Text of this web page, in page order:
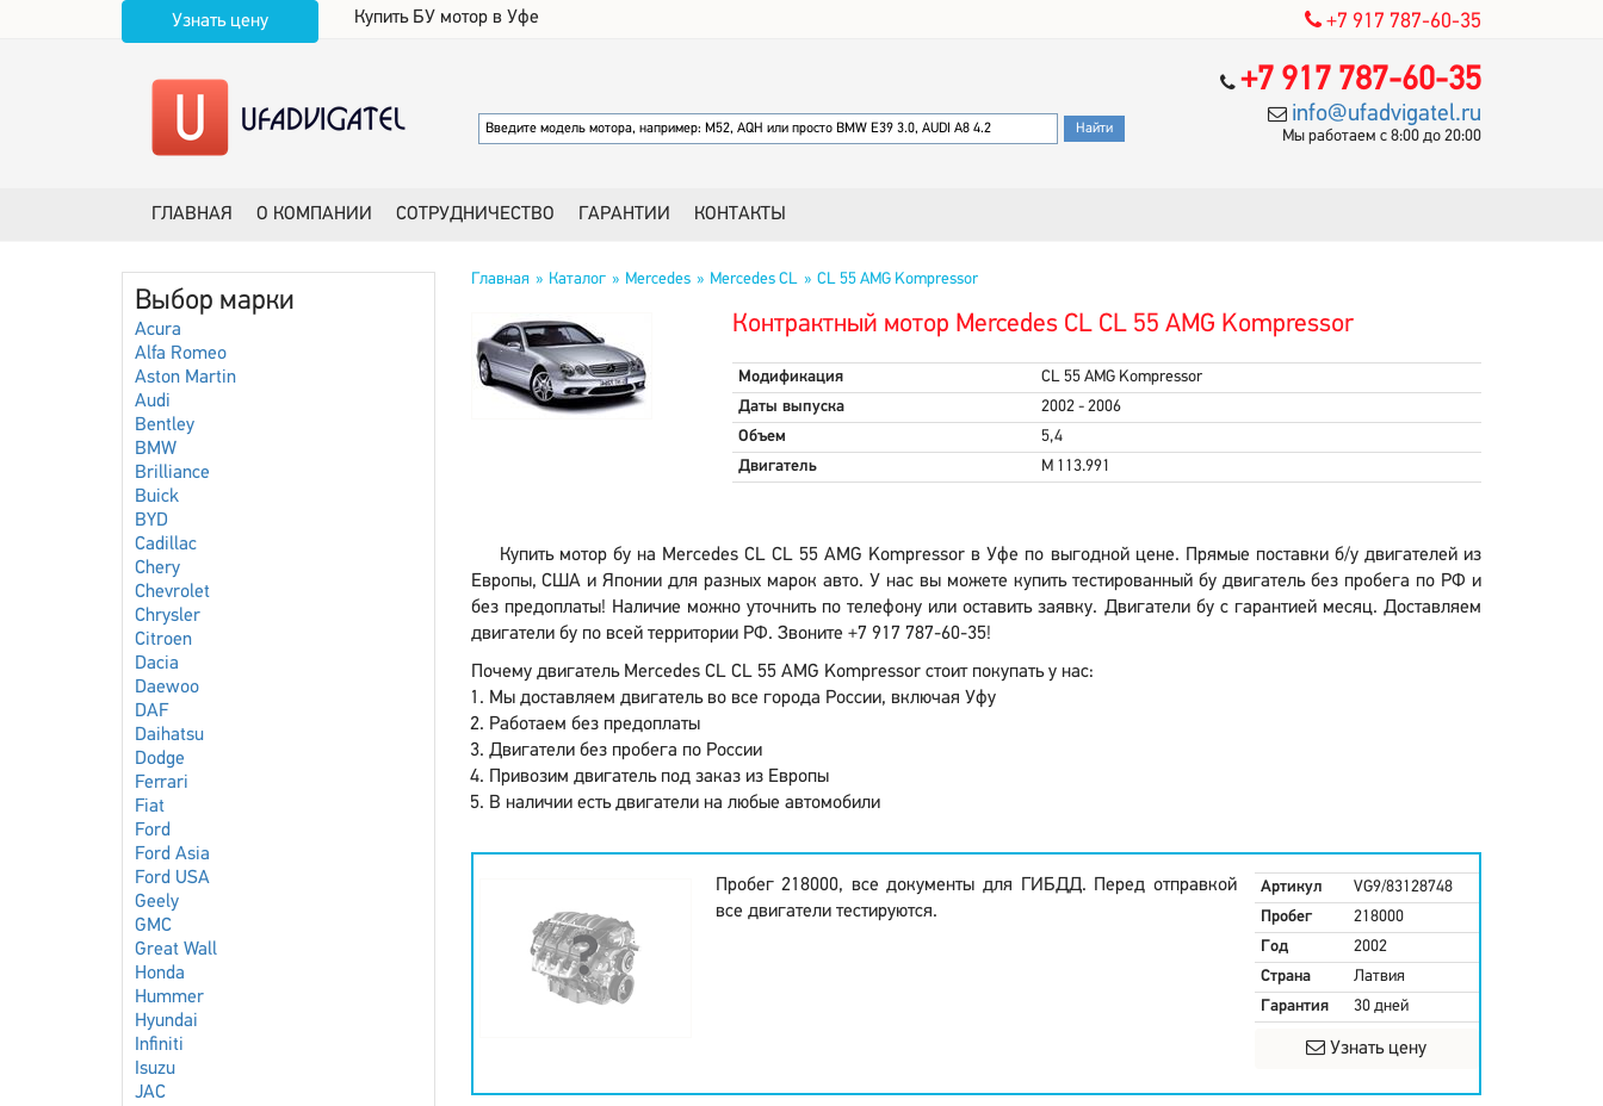
Узнать цену Купить БУ мотор в Уфе +7 917 787-60-35
+7 917 787-60-35
info@ufadvigatel.ru
Мы работаем с 8:00 до 20:00
ГЛАВНАЯ О КОМПАНИИ СОТРУДНИЧЕСТВО ГАРАНТИИ КОНТАКТЫ
Выбор марки
Acura
Alfa Romeo
Aston Martin
Audi
Bentley
BMW
Brilliance
Buick
BYD
Cadillac
Chery
Chevrolet
Chrysler
Citroen
Dacia
Daewoo
DAF
Daihatsu
Dodge
Ferrari
Fiat
Ford
Ford Asia
Ford USA
Geely
GMC
Great Wall
Honda
Hummer
Hyundai
Infiniti
Isuzu
JAC
Главная Каталог Mercedes Mercedes CL CL 55 AMG Kompressor
Контрактный мотор Mercedes CL CL 55 AMG Kompressor
Модификация
CL 55 AMG Kompressor
Даты выпуска
2002 - 2006
Объем
5,4
Двигатель
M 113.991
Купить мотор бу на Mercedes CL CL 55 AMG Kompressor в Уфе по выгодной цене. Прямые поставки б/у двигателей из
Европы, США и Японии для разных марок авто. У нас вы можете купить тестированный бу двигатель без пробега по РФ и
без предоплаты! Наличие можно уточнить по телефону или оставить заявку. Двигатели бу с гарантией месяц. Доставляем
двигатели бу по всей территории РФ. Звоните +7 917 787-60-35!
Почему двигатель Mercedes CL CL 55 AMG Kompressor стоит покупать у нас:
Мы доставляем двигатель во все города России, включая Уфу
Работаем без предоплаты
Двигатели без пробега по России
Привозим двигатель под заказ из Европы
В наличии есть двигатели на любые автомобили
Пробег 218000, все документы для ГИБДД. Перед отправкой
все двигатели тестируются.
Артикул
VG9/83128748
Пробег
218000
Год
2002
Страна
Латвия
Гарантия
30 дней
Узнать цену